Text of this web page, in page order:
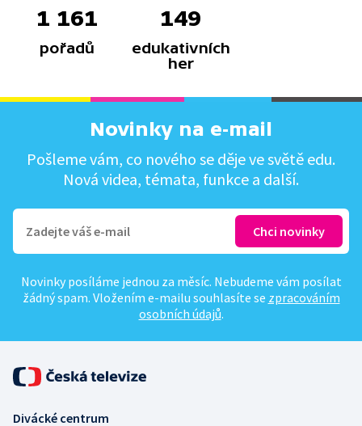
1 161
pořadů
149
edukativních
her
Novinky na e-mail
Pošleme vám, co nového se děje ve světě edu.
Nová videa, témata, funkce a další.
Novinky posíláme jednou za měsíc. Nebudeme vám posílat
žádný spam. Vložením e-mailu souhlasíte se zpracováním
osobních údajů.